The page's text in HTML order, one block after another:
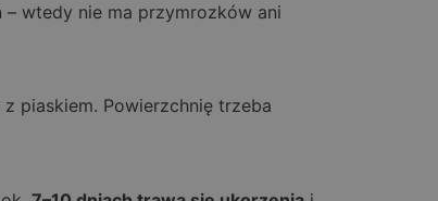
– wtedy nie ma przymrozków ani
piaskiem. Powierzchnię trzeba